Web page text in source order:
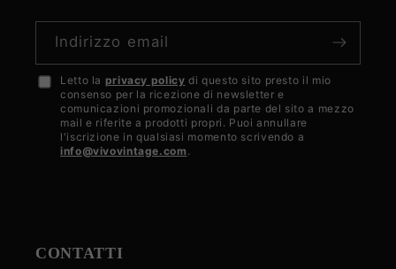
Indirizzo email
Accetto
privacy
policy
Letto la privacy policy di questo sito presto il mio
consenso per la ricezione di newsletter e
comunicazioni promozionali da parte del sito a mezzo
mail e riferite a prodotti propri. Puoi annullare
l'iscrizione in qualsiasi momento scrivendo a
info@vivovintage.com .
CONTATTI